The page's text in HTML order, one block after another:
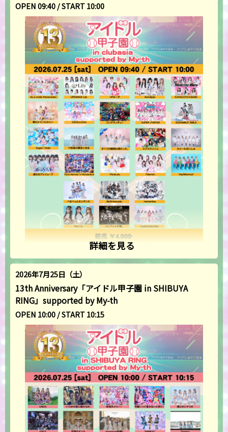
OPEN 09:40 / START 10:00
詳細を見る
2026年7月25日（土）
13th Anniversary「アイドル甲子園 in SHIBUYA
RING」supported by My-th
OPEN 10:00 / START 10:15